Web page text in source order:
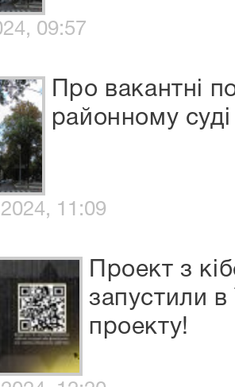
09:57
Про вакантні
районному
11:09
Проект з
запустили в
проекту!